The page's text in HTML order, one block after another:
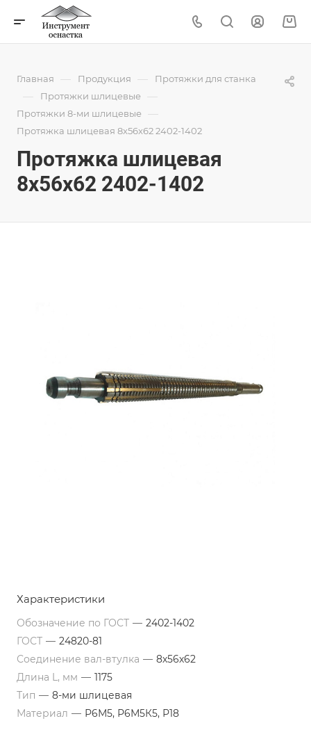
Главная — Продукция — Протяжки для станка
— Протяжки шлицевые —
Протяжки 8-ми шлицевые —
Протяжка шлицевая 8x56x62 2402-1402
Протяжка шлицевая
8x56x62 2402-1402
Характеристики
Обозначение по ГОСТ — 2402-1402
ГОСТ — 24820-81
Соединение вал-втулка — 8х56х62
Длина L, мм — 1175
Тип — 8-ми шлицевая
Материал — Р6М5, Р6М5К5, Р18